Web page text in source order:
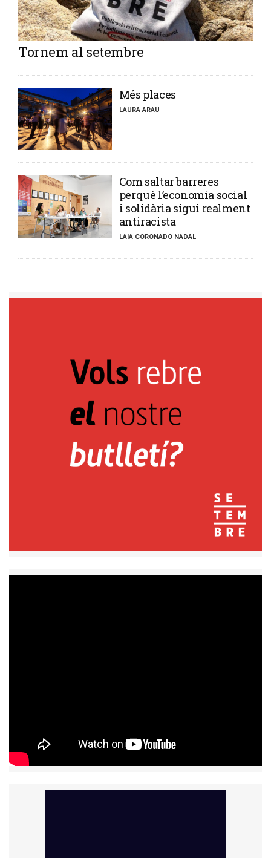
Tornem al setembre
​Més places
LAURA ARAU
​Com saltar barreres
perquè l’economia social
i solidària sigui realment
antiracista
LAIA CORONADO NADAL